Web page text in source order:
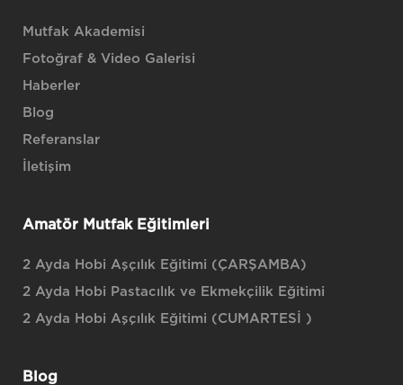
Mutfak Akademisi
Fotoğraf & Video Galerisi
Haberler
Blog
Referanslar
İletişim
Amatör Mutfak Eğitimleri
2 Ayda Hobi Aşçılık Eğitimi (ÇARŞAMBA)
2 Ayda Hobi Pastacılık ve Ekmekçilik Eğitimi
2 Ayda Hobi Aşçılık Eğitimi (CUMARTESİ )
Blog